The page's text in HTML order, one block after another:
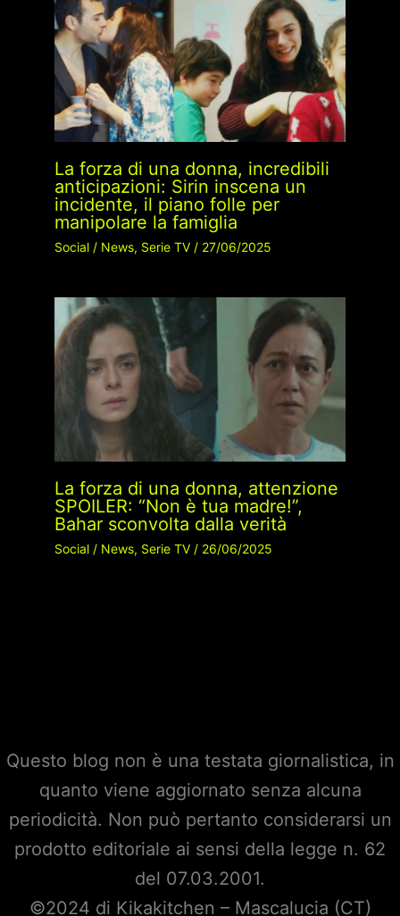
La forza di una donna, incredibili
anticipazioni: Sirin inscena un
incidente, il piano folle per
manipolare la famiglia
Social/ News, Serie TV/ 27/06/2025
La forza di una donna, attenzione
SPOILER: “Non è tua madre!”,
Bahar sconvolta dalla verità
Social/ News, Serie TV/ 26/06/2025
Questo blog non è una testata giornalistica, in
quanto viene aggiornato senza alcuna
periodicità. Non può pertanto considerarsi un
prodotto editoriale ai sensi della legge n. 62
del 07.03.2001.
©2024 di Kikakitchen – Mascalucia (CT)